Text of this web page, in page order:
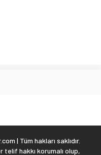
| Tüm hakları saklıdır.
hakkı korumalı olup,